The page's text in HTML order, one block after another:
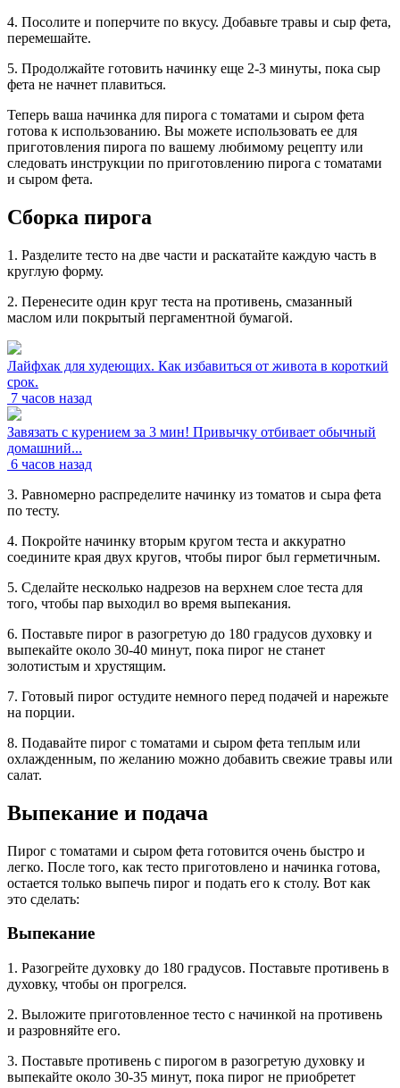
4. Посолите и поперчите по вкусу. Добавьте травы и сыр фета,
перемешайте.
5. Продолжайте готовить начинку еще 2-3 минуты, пока сыр
фета не начнет плавиться.
Теперь ваша начинка для пирога с томатами и сыром фета
готова к использованию. Вы можете использовать ее для
приготовления пирога по вашему любимому рецепту или
следовать инструкции по приготовлению пирога с томатами
и сыром фета.
Сборка пирога
1. Разделите тесто на две части и раскатайте каждую часть в
круглую форму.
2. Перенесите один круг теста на противень, смазанный
маслом или покрытый пергаментной бумагой.
Лайфхак для худеющих. Как избавиться от живота в короткий
срок.
7 часов назад
Завязать с курением за 3 мин! Привычку отбивает обычный
домашний...
6 часов назад
3. Равномерно распределите начинку из томатов и сыра фета
по тесту.
4. Покройте начинку вторым кругом теста и аккуратно
соедините края двух кругов, чтобы пирог был герметичным.
5. Сделайте несколько надрезов на верхнем слое теста для
того, чтобы пар выходил во время выпекания.
6. Поставьте пирог в разогретую до 180 градусов духовку и
выпекайте около 30-40 минут, пока пирог не станет
золотистым и хрустящим.
7. Готовый пирог остудите немного перед подачей и нарежьте
на порции.
8. Подавайте пирог с томатами и сыром фета теплым или
охлажденным, по желанию можно добавить свежие травы или
салат.
Выпекание и подача
Пирог с томатами и сыром фета готовится очень быстро и
легко. После того, как тесто приготовлено и начинка готова,
остается только выпечь пирог и подать его к столу. Вот как
это сделать:
Выпекание
1. Разогрейте духовку до 180 градусов. Поставьте противень в
духовку, чтобы он прогрелся.
2. Выложите приготовленное тесто с начинкой на противень
и разровняйте его.
3. Поставьте противень с пирогом в разогретую духовку и
выпекайте около 30-35 минут, пока пирог не приобретет